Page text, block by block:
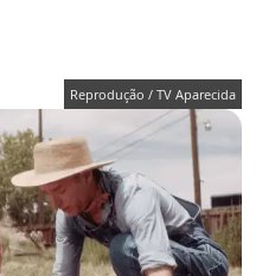
Reprodução / TV Aparecida